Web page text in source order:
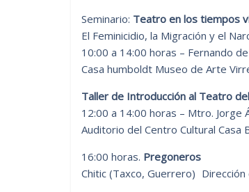
Seminario: Teatro en los tiempos
El Feminicidio, la Migración y el
10:00 a 14:00 horas – Fernando
Casa humboldt Museo de Arte
Taller de Introducción al Teatro
12:00 a 14:00 horas – Mtro. Jorge
Auditorio del Centro Cultural Casa
16:00 horas. Pregoneros
Chitic (Taxco, Guerrero) Dirección